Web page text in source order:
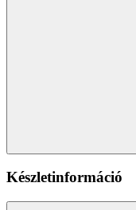
Készletinformáció